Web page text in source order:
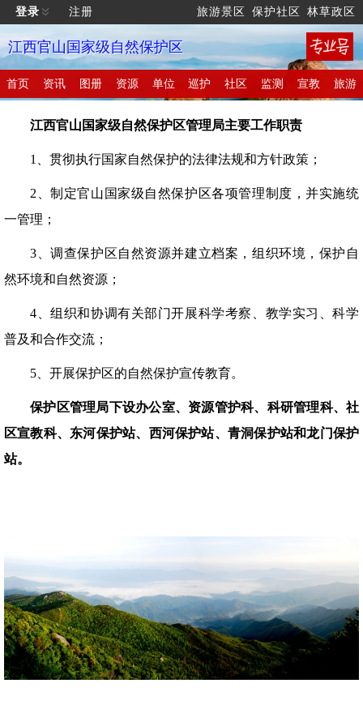
登录 注册 旅游景区 保护社区 林草政区
江西官山国家级自然保护区
首页 资讯 图册 资源 单位 巡护 社区 监测 宣教 旅游
江西官山国家级自然保护区管理局主要工作职责
1、贯彻执行国家自然保护的法律法规和方针政策；
2、制定官山国家级自然保护区各项管理制度，并实施统
一管理；
3、调查保护区自然资源并建立档案，组织环境，保护自
然环境和自然资源；
4、组织和协调有关部门开展科学考察、教学实习、科学
普及和合作交流；
5、开展保护区的自然保护宣传教育。
保护区管理局下设办公室、资源管护科、科研管理科、社
区宣教科、东河保护站、西河保护站、青洞保护站和龙门保护
站。